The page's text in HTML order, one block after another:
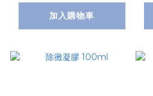
加入購物車